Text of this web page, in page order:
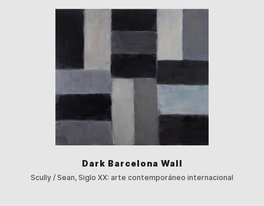
Dark Barcelona Wall
Scully / Sean, Siglo XX: arte contemporáneo internacional